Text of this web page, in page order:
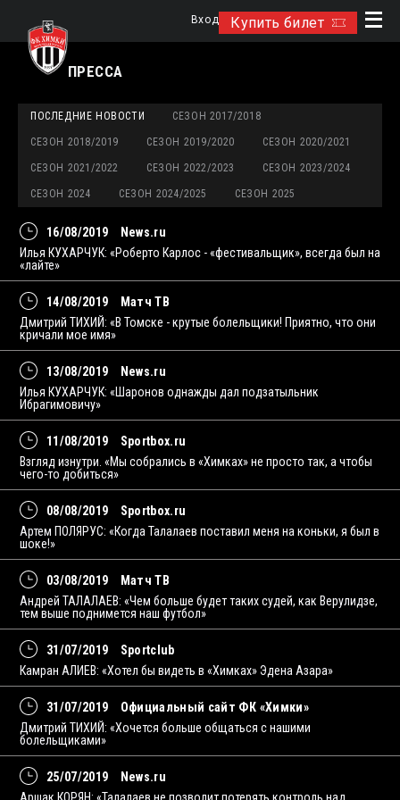
Купить билет
Вход
ПРЕССА
ПОСЛЕДНИЕ НОВОСТИ СЕЗОН 2017/2018
СЕЗОН 2018/2019 СЕЗОН 2019/2020 СЕЗОН 2020/2021
СЕЗОН 2021/2022 СЕЗОН 2022/2023 СЕЗОН 2023/2024
СЕЗОН 2024 СЕЗОН 2024/2025 СЕЗОН 2025
16/08/2019
News.ru
Илья КУХАРЧУК: «Роберто Карлос - «фестивальщик», всегда был на
«лайте»
14/08/2019
Матч ТВ
Дмитрий ТИХИЙ: «В Томске - крутые болельщики! Приятно, что они
кричали мое имя»
13/08/2019
News.ru
Илья КУХАРЧУК: «Шаронов однажды дал подзатыльник
Ибрагимовичу»
11/08/2019
Sportbox.ru
Взгляд изнутри. «Мы собрались в «Химках» не просто так, а чтобы
чего-то добиться»
08/08/2019
Sportbox.ru
Артем ПОЛЯРУС: «Когда Талалаев поставил меня на коньки, я был в
шоке!»
03/08/2019
Матч ТВ
Андрей ТАЛАЛАЕВ: «Чем больше будет таких судей, как Верулидзе,
тем выше поднимется наш футбол»
31/07/2019
Sportclub
Камран АЛИЕВ: «Хотел бы видеть в «Химках» Эдена Азара»
31/07/2019
Официальный сайт ФК «Химки»
Дмитрий ТИХИЙ: «Хочется больше общаться с нашими
болельщиками»
25/07/2019
News.ru